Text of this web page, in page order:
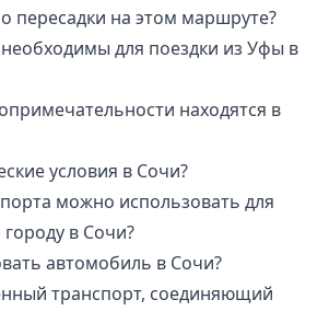
пересадки на этом маршруте?
для поездки из Уфы в
находятся в
условия в Сочи?
можно использовать для
в Сочи?
автомобиль в Сочи?
транспорт, соединяющий